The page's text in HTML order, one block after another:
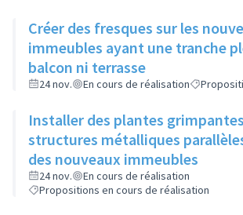
Créer des fresques sur les
immeubles ayant une tranche
balcon ni terrasse
24 nov. En cours de réalisation
Installer des plantes
structures métalliques
des nouveaux immeubles
24 nov.
En cours de réalisation
Propositions en cours de réalisation